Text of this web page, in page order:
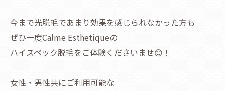
今まで光脱毛であまり効果を感じられなかった方も
ぜひ一度Calme Esthetiqueの
ハイスペック脱毛をご体験くださいませ😊！
女性・男性共にご利用可能な